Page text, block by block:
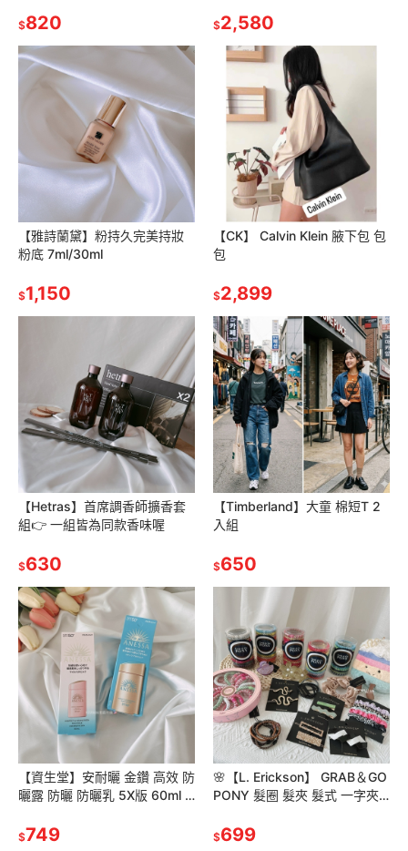
$820 $2,580
【雅詩蘭黛】粉持久完美持妝
粉底 7ml/30ml
$1,150
【CK】 Calvin Klein 腋下包 包
包
$2,899
【Hetras】首席調香師擴香套
組👉 一組皆為同款香味喔
$630
【Timberland】大童 棉短T 2
入組
$650
【資生堂】安耐曬 金鑽 高效 防
曬露 防曬 防曬乳 5X版 60ml /
$749
🌸【L. Erickson】 GRAB＆GO
PONY 髮圈 髮夾 髮式 一字夾
$699